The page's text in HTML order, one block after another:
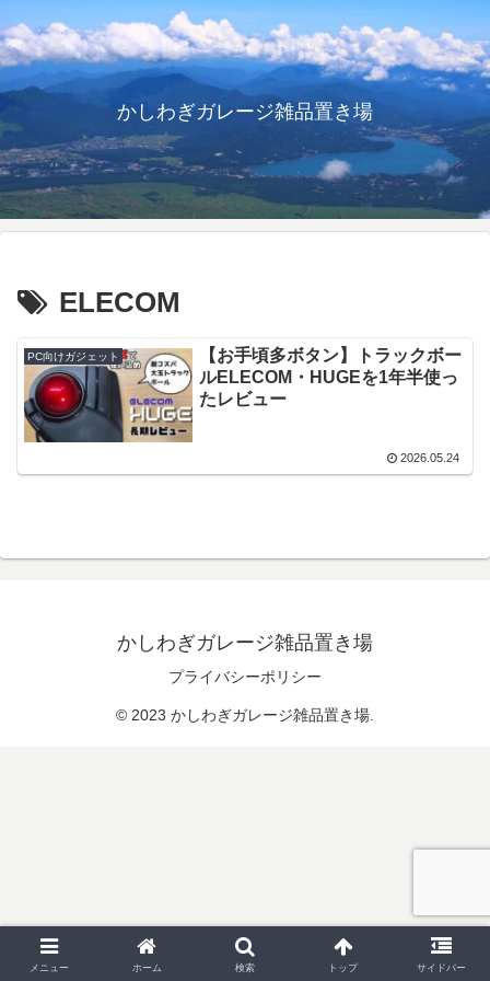
かしわぎガレージ雑品置き場
ELECOM
PC向けガジェット
【お手頃多ボタン】トラックボー
ルELECOM・HUGEを1年半使っ
たレビュー
2026.05.24
かしわぎガレージ雑品置き場
プライバシーポリシー
© 2023 かしわぎガレージ雑品置き場.
メニュー ホーム 検索 トップ サイドバー